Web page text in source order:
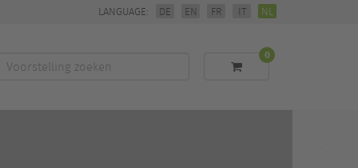
LANGUAGE: DE EN FR IT NL
0